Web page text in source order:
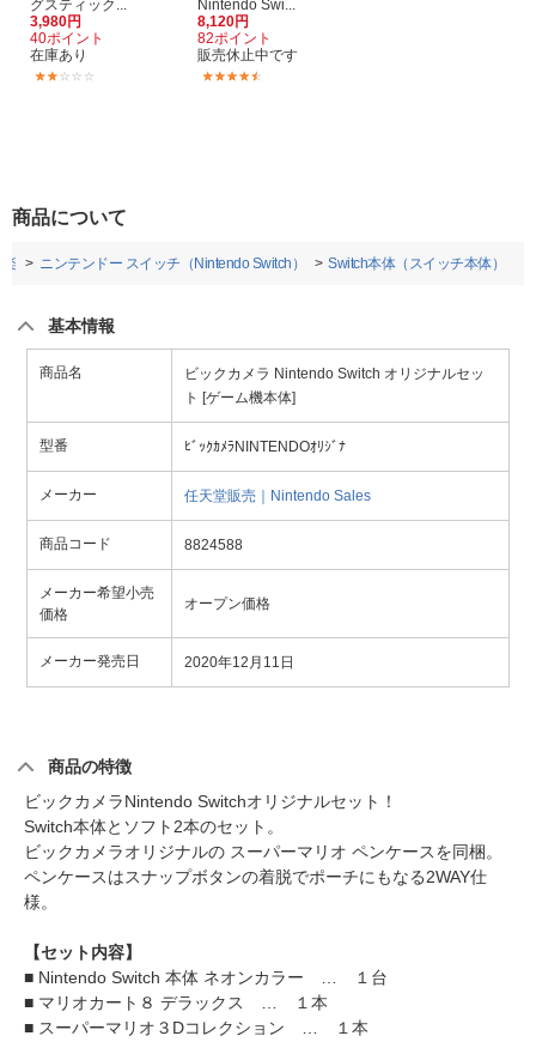
グスティック...
3,980円
40ポイント
在庫あり
Nintendo Swi...
8,120円
82ポイント
販売休止中です
商品について
ニンテンドー スイッチ（Nintendo Switch） Switch本体（スイッチ本体）
基本情報
商品名
ビックカメラ Nintendo Switch オリジナルセッ
ト [ゲーム機本体]
型番 ﾋﾞｯｸｶﾒﾗNINTENDOｵﾘｼﾞﾅ
メーカー 任天堂販売｜Nintendo Sales
商品コード 8824588
メーカー希望小売
価格
オープン価格
メーカー発売日 2020年12月11日
商品の特徴
ビックカメラNintendo Switchオリジナルセット！
Switch本体とソフト2本のセット。
ビックカメラオリジナルの スーパーマリオ ペンケースを同梱。
ペンケースはスナップボタンの着脱でポーチにもなる2WAY仕
様。
【セット内容】
■ Nintendo Switch 本体 ネオンカラー … １台
■ マリオカート８ デラックス … １本
■ スーパーマリオ３Dコレクション … １本